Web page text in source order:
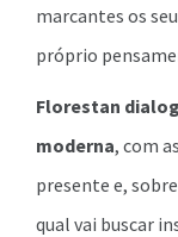
marcantes os
próprio
Florestan
moderna, com
presente e,
qual vai buscar